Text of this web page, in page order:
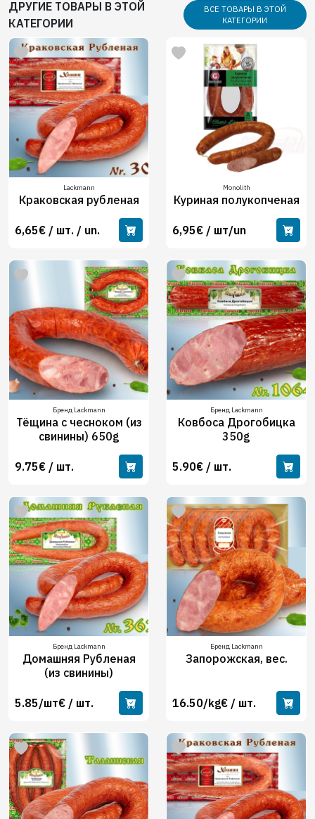
ДРУГИЕ ТОВАРЫ В ЭТОЙ
КАТЕГОРИИ
ВСЕ ТОВАРЫ В ЭТОЙ
КАТЕГОРИИ
Lackmann
Краковская рубленая
6,65€ / шт. / un.
Monolith
Куриная полукопченая
6,95€ / шт/un
Бренд Lackmann
Тёщина с чесноком (из
свинины) 650g
9.75€ / шт.
Бренд Lackmann
Ковбоса Дрогобицка
350g
5.90€ / шт.
Бренд Lackmann
Домашняя Рубленая
(из свинины)
5.85/шт€ / шт.
Бренд Lackmann
Запорожская, вес.
16.50/kg€ / шт.